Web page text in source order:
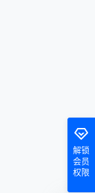
解锁
会员
权限